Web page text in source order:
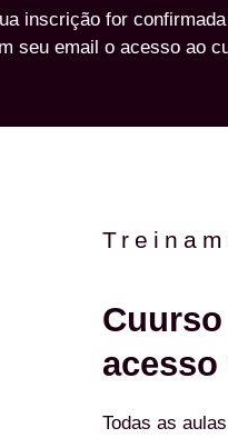
inscrição for
seu email o acesso ao
Todas as